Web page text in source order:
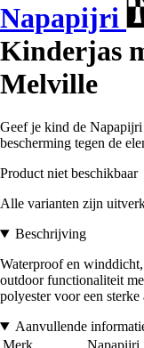
Napapijri
Kinderjas
Melville
Geef je kind de
bescherming tegen de
Product niet beschikbaar
Alle varianten zijn
Beschrijving
Waterproof en
outdoor functionaliteit
polyester voor een
Aanvullende